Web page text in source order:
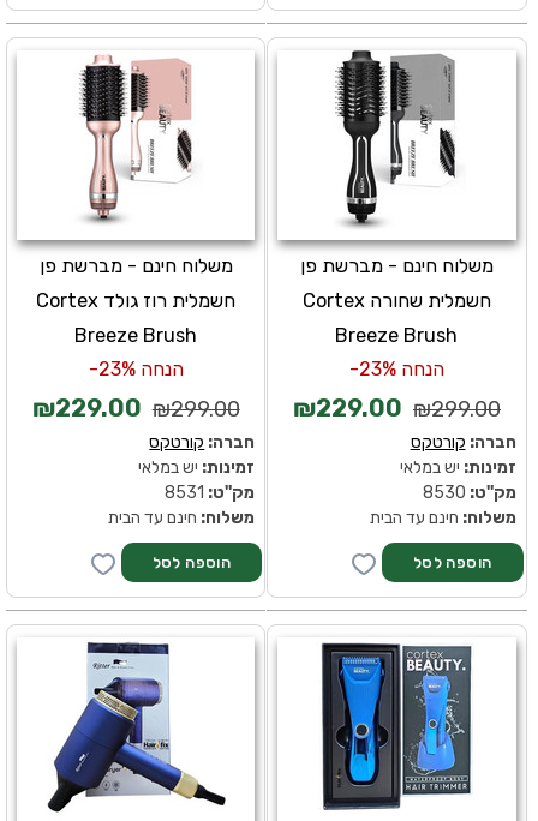
משלוח חינם - מברשת פן
חשמלית רוז גולד Cortex
Breeze Brush
הנחה 23%-
₪299.00
₪229.00
חברה: קורטקס
זמינות: יש במלאי
מק''ט:
משלוח: חינם עד הבית
משלוח חינם - מברשת פן
חשמלית שחורה Cortex
Breeze Brush
הנחה 23%-
₪299.00
₪229.00
חברה: קורטקס
זמינות: יש במלאי
מק''ט:
משלוח: חינם עד הבית